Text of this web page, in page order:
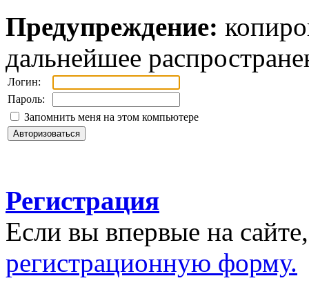
Предупреждение:
дальнейшее
Логин:
Пароль:
Запомнить меня на этом компьютере
Регистрация
Если вы впервые на
регистрационную форму.